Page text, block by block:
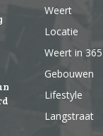
Weert
Locatie
Weert in
Gebouwen
Lifestyle
Langstraat